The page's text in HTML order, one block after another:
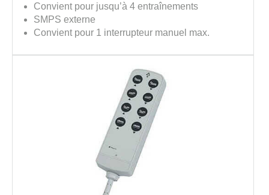
Convient pour jusqu’à 4 entraînements
SMPS externe
Convient pour 1 interrupteur manuel max.